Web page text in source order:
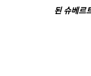
된 슈베르